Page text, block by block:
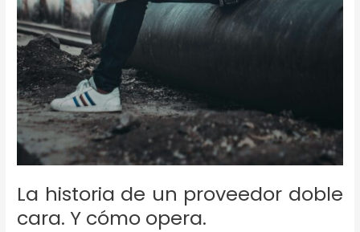
La historia de un proveedor doble
cara. Y cómo opera.